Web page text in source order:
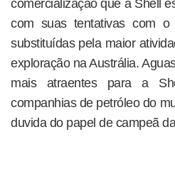
comercialização que a Shell
com suas tentativas com
substituídas pela maior
exploração na Austrália.
mais atraentes para a
companhias de petróleo do
duvida do papel de campeã